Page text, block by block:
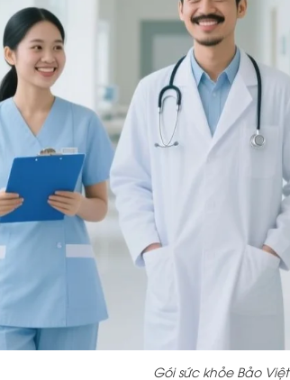
Gói sức khỏe Bảo Việt